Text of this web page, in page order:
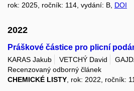
rok: 2025, ročník: 114, vydání: B, DOI
2022
Práškové částice pro plicní
KARAS Jakub VETCHÝ David
Recenzovaný odborný článek
CHEMICKÉ LISTY , rok: 2022, ročník: